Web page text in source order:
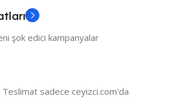
şok edici kampanyalar
Teslimat sadece ceyizci.com'da